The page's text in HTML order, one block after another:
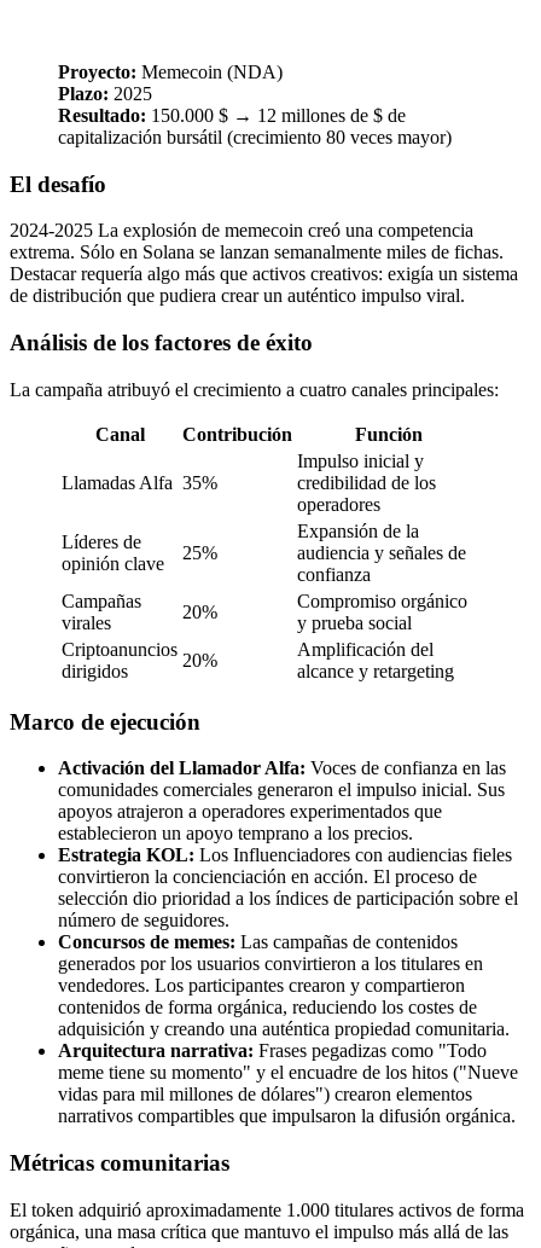
Proyecto: Memecoin (NDA)
Plazo: 2025
Resultado: 150.000 $ → 12 millones de $ de
capitalización bursátil (crecimiento 80 veces mayor)
El desafío
2024-2025 La explosión de memecoin creó una competencia
extrema. Sólo en Solana se lanzan semanalmente miles de fichas.
Destacar requería algo más que activos creativos: exigía un sistema
de distribución que pudiera crear un auténtico impulso viral.
Análisis de los factores de éxito
La campaña atribuyó el crecimiento a cuatro canales principales:
Canal Contribución Función
Llamadas Alfa 35%
Impulso inicial y
credibilidad de los
operadores
Líderes de
opinión clave
25%
Expansión de la
audiencia y señales de
confianza
Campañas
virales
20%
Compromiso orgánico
y prueba social
Criptoanuncios
dirigidos
20%
Amplificación del
alcance y retargeting
Marco de ejecución
Activación del Llamador Alfa: Voces de confianza en las
comunidades comerciales generaron el impulso inicial. Sus
apoyos atrajeron a operadores experimentados que
establecieron un apoyo temprano a los precios.
Estrategia KOL: Los Influenciadores con audiencias fieles
convirtieron la concienciación en acción. El proceso de
selección dio prioridad a los índices de participación sobre el
número de seguidores.
Concursos de memes: Las campañas de contenidos
generados por los usuarios convirtieron a los titulares en
vendedores. Los participantes crearon y compartieron
contenidos de forma orgánica, reduciendo los costes de
adquisición y creando una auténtica propiedad comunitaria.
Arquitectura narrativa: Frases pegadizas como "Todo
meme tiene su momento" y el encuadre de los hitos ("Nueve
vidas para mil millones de dólares") crearon elementos
narrativos compartibles que impulsaron la difusión orgánica.
Métricas comunitarias
El token adquirió aproximadamente 1.000 titulares activos de forma
orgánica, una masa crítica que mantuvo el impulso más allá de las